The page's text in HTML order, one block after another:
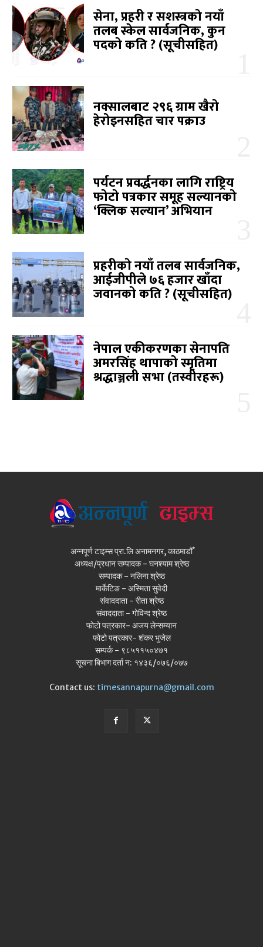
सेना, प्रहरी र सशस्त्रको नयाँ
तलब स्केल सार्वजनिक, कुन
पदको कति ? (सूचीसहित)
नक्सालबाट २९६ ग्राम खैरो
हेरोइनसहित चार पक्राउ
पर्यटन प्रवर्द्धनका लागि राष्ट्रिय
फोटो पत्रकार समूह सल्यानको
‘क्लिक सल्यान’ अभियान
प्रहरीको नयाँ तलब सार्वजनिक,
आईजीपीले ७६ हजार खाँदा
जवानको कति ? (सूचीसहित)
नेपाल एकीकरणका सेनापति
अमरसिंह थापाको स्मृतिमा
श्रद्धाञ्जली सभा (तस्वीरहरू)
अन्नपूर्ण टाइम्स प्रा.लि अनामनगर, काठमाडौँ
अध्यक्ष/प्रधान सम्पादक - घनश्याम श्रेष्ठ
सम्पादक - नलिना श्रेष्ठ
मार्केटिङ - अस्मिता सुवेदी
संवाददाता - रीता श्रेष्ठ
संवाददाता - गोविन्द श्रेष्ठ
फोटो पत्रकार- अजय लेन्सम्यान
फोटो पत्रकार- शंकर भुजेल
सम्पर्क - ९८५११५०४७१
सूचना बिभाग दर्ता न: १४३६/०७६/०७७
Contact us: timesannapurna@gmail.com